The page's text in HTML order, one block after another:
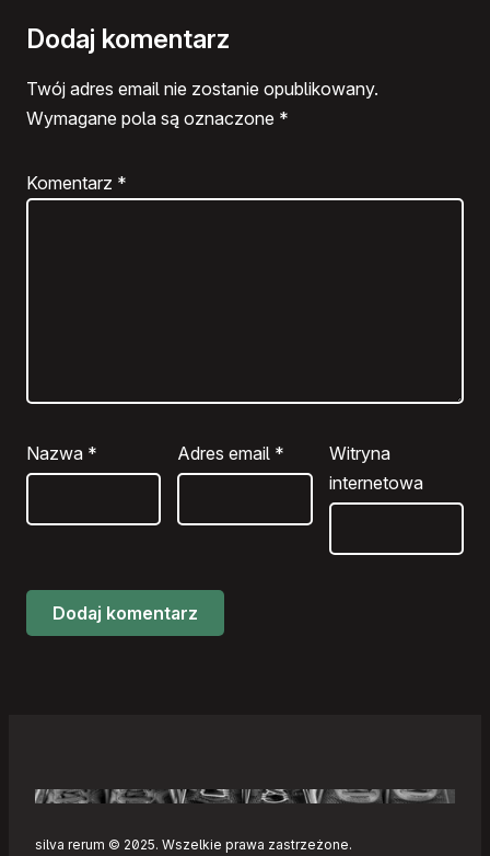
Dodaj komentarz
Twój adres email nie zostanie opublikowany.
Wymagane pola są oznaczone *
Komentarz *
Nazwa * Adres email *
Witryna
internetowa
silva rerum © 2025. Wszelkie prawa zastrzeżone.